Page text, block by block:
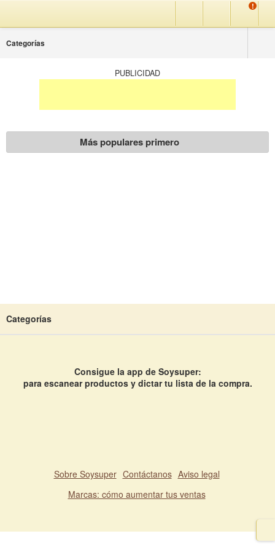
!
Categorías
PUBLICIDAD
Más populares primero
Categorías
Consigue la app de Soysuper:
para escanear productos y dictar tu lista de la compra.
Sobre Soysuper Contáctanos Aviso legal
Marcas: cómo aumentar tus ventas